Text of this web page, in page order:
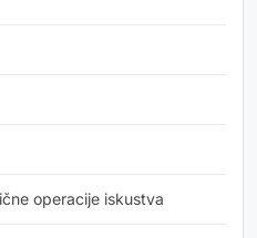
operacije iskustva